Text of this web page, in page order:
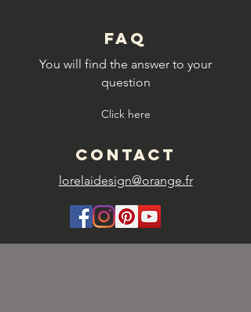
FAQ
You will find the answer to your
question
Click here
CONTACT
lorelaidesign@orange.fr